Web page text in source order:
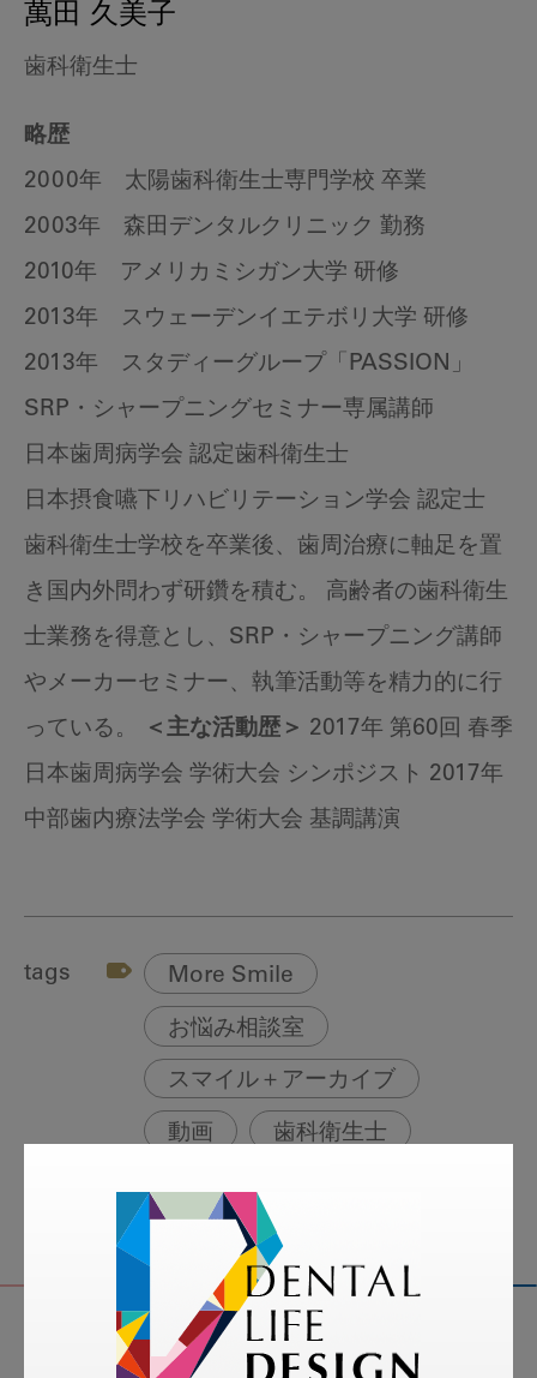
萬田 久美子
歯科衛生士
略歴
2000年 太陽歯科衛生士専門学校 卒業
2003年 森田デンタルクリニック 勤務
2010年 アメリカミシガン大学 研修
2013年 スウェーデンイエテボリ大学 研修
2013年 スタディーグループ「PASSION」
SRP・シャープニングセミナー専属講師
日本歯周病学会 認定歯科衛生士
日本摂食嚥下リハビリテーション学会 認定士
歯科衛生士学校を卒業後、歯周治療に軸足を置
き国内外問わず研鑽を積む。 高齢者の歯科衛生
士業務を得意とし、SRP・シャープニング講師
やメーカーセミナー、執筆活動等を精力的に行
っている。
＜主な活動歴＞ 2017年 第60回 春季
日本歯周病学会 学術大会 シンポジスト 2017年
中部歯内療法学会 学術大会 基調講演
tags More Smile
お悩み相談室
スマイル＋アーカイブ
動画 歯科衛生士